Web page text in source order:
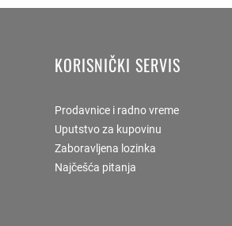
KORISNIČKI SERVIS
Prodavnice i radno vreme
Uputstvo za kupovinu
Zaboravljena lozinka
Najčešća pitanja